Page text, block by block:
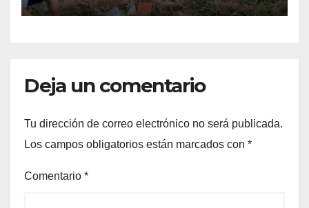
Deja un comentario
Tu dirección de correo electrónico no será publicada.
Los campos obligatorios están marcados con *
Comentario *